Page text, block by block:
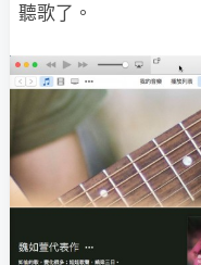
聽歌了。